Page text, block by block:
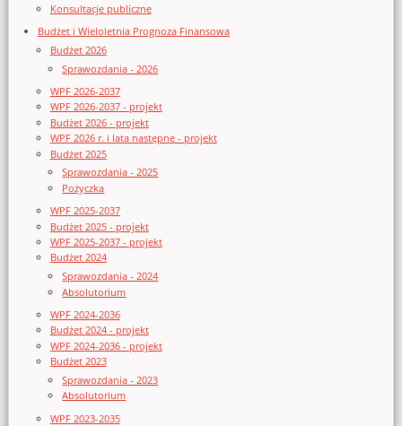
Konsultacje publiczne
Budżet i Wieloletnia Prognoza Finansowa
Budżet 2026
Sprawozdania - 2026
WPF 2026-2037
WPF 2026-2037 - projekt
Budżet 2026 - projekt
WPF 2026 r. i lata następne - projekt
Budżet 2025
Sprawozdania - 2025
Pożyczka
WPF 2025-2037
Budżet 2025 - projekt
WPF 2025-2037 - projekt
Budżet 2024
Sprawozdania - 2024
Absolutorium
WPF 2024-2036
Budżet 2024 - projekt
WPF 2024-2036 - projekt
Budżet 2023
Sprawozdania - 2023
Absolutorium
WPF 2023-2035